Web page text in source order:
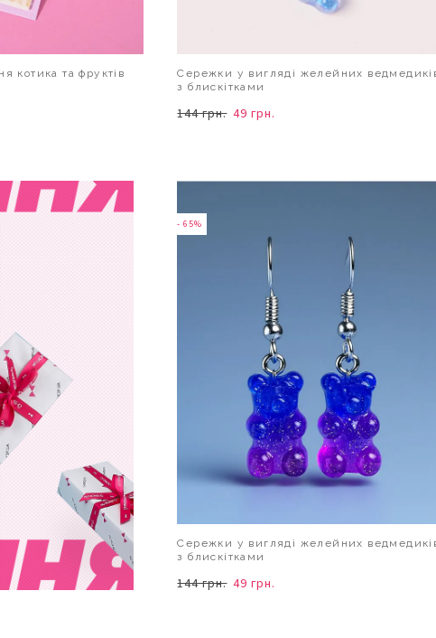
котика та фруктів
Сережки у вигляді желейних
з блискітками
144 грн. 49 грн.
- 65%
Сережки у вигляді желейних
з блискітками
144 грн. 49 грн.